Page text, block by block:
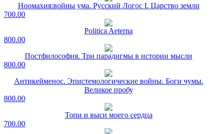
Ноомахия:войны ума. Русский Логос I. Царство земли
700.00
Politica Aeterna
800.00
Постфилософия. Три парадигмы в истории мысли
800.00
Антикейменос. Эпистемологические войны. Боги чумы.
Великое пробу
800.00
Топи и выси моего сердца
700.00